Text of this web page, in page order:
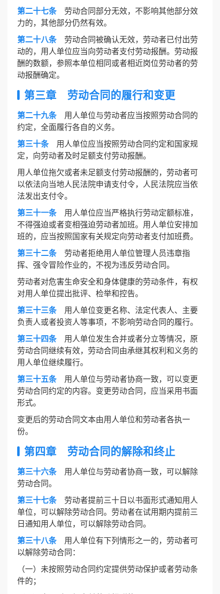
第二十七条劳动合同部分无效，不影响其他部分效
力的，其他部分仍然有效。
第二十八条劳动合同被确认无效，劳动者已付出劳
动的，用人单位应当向劳动者支付劳动报酬。劳动报
酬的数额，参照本单位相同或者相近岗位劳动者的劳
动报酬确定。
第三章 劳动合同的履行和变更
第二十九条用人单位与劳动者应当按照劳动合同的
约定，全面履行各自的义务。
第三十条用人单位应当按照劳动合同约定和国家规
定，向劳动者及时足额支付劳动报酬。
用人单位拖欠或者未足额支付劳动报酬的，劳动者可
以依法向当地人民法院申请支付令，人民法院应当依
法发出支付令。
第三十一条用人单位应当严格执行劳动定额标准，
不得强迫或者变相强迫劳动者加班。用人单位安排加
班的，应当按照国家有关规定向劳动者支付加班费。
第三十二条劳动者拒绝用人单位管理人员违章指
挥、强令冒险作业的，不视为违反劳动合同。
劳动者对危害生命安全和身体健康的劳动条件，有权
对用人单位提出批评、检举和控告。
第三十三条用人单位变更名称、法定代表人、主要
负责人或者投资人等事项，不影响劳动合同的履行。
第三十四条用人单位发生合并或者分立等情况，原
劳动合同继续有效，劳动合同由承继其权利和义务的
用人单位继续履行。
第三十五条用人单位与劳动者协商一致，可以变更
劳动合同约定的内容。变更劳动合同，应当采用书面
形式。
变更后的劳动合同文本由用人单位和劳动者各执一
份。
第四章 劳动合同的解除和终止
第三十六条用人单位与劳动者协商一致，可以解除
劳动合同。
第三十七条劳动者提前三十日以书面形式通知用人
单位，可以解除劳动合同。劳动者在试用期内提前三
日通知用人单位，可以解除劳动合同。
第三十八条用人单位有下列情形之一的，劳动者可
以解除劳动合同：
（一）未按照劳动合同约定提供劳动保护或者劳动条
件的；